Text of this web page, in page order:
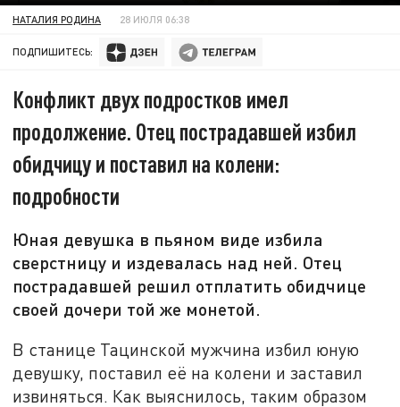
НАТАЛИЯ РОДИНА 28 ИЮЛЯ 06:38
ПОДПИШИТЕСЬ:
Конфликт двух подростков имел
продолжение. Отец пострадавшей избил
обидчицу и поставил на колени:
подробности
Юная девушка в пьяном виде избила
сверстницу и издевалась над ней. Отец
пострадавшей решил отплатить обидчице
своей дочери той же монетой.
В станице Тацинской мужчина избил юную
девушку, поставил её на колени и заставил
извиняться. Как выяснилось, таким образом